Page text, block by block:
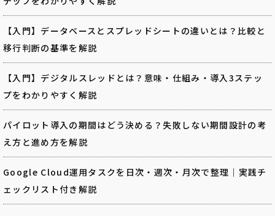
【入門】データベースとスプレッドシートの違いとは？比較と
移行判断の基準を解説
【入門】デジタルスレッドとは？意味・仕組み・導入3ステッ
プをわかりやすく解説
パイロット導入の期間はどう決める？失敗しない期間設計の考
え方と進め方を解説
Google Cloud運用タスクを日次・週次・月次で整理｜実践チ
ェックリスト付き解説